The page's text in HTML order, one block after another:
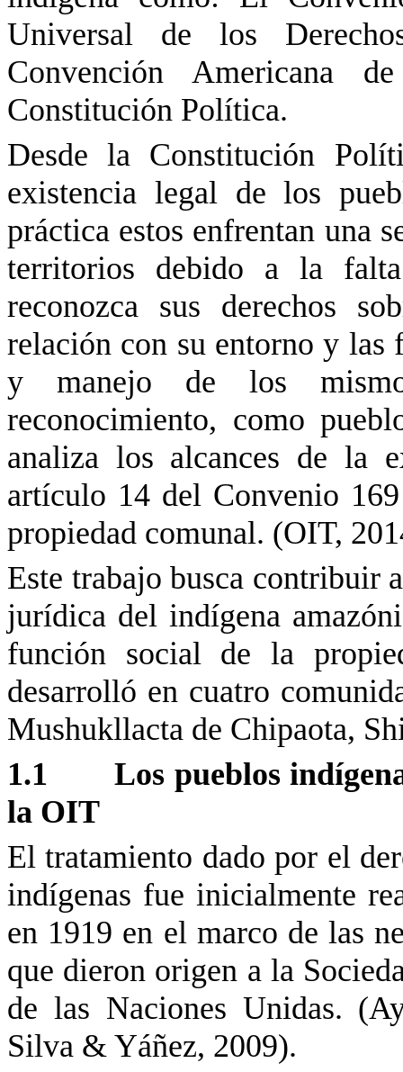
Universal de los
Convención Americana
Constitución Política.
Desde la Constitución
existencia legal de los
práctica estos enfrentan una
territorios debido a la
reconozca sus derechos
relación con su entorno y las
y manejo de los
reconocimiento, como
analiza los alcances de la
artículo 14 del Convenio
propiedad comunal. (OIT,
Este trabajo busca contribuir
jurídica del indígena
función social de la
desarrolló en cuatro
Mushukllacta de Chipaota,
1.1
Los pueblos
la OIT
El tratamiento dado por el
indígenas fue inicialmente
en 1919 en el marco de las
que dieron origen a la
de las Naciones Unidas.
Silva & Yáñez, 2009).